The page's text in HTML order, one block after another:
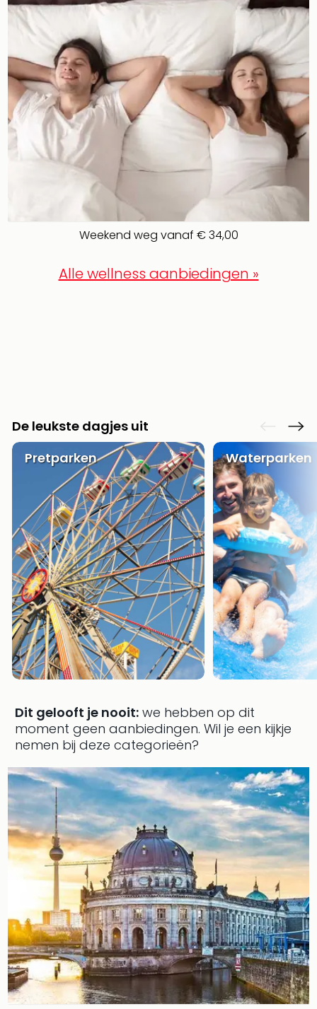
and
the
Over
Over
Weekend weg vanaf € 34,00
Alle wellness aanbiedingen »
De leukste dagjes uit
Pretparken
Waterparken
Dit gelooft je nooit: we hebben op dit
moment geen aanbiedingen. Wil je een kijkje
nemen bij deze categorieën?